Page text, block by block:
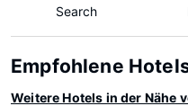
Search
Empfohlene
Weitere Hotels in der Nähe